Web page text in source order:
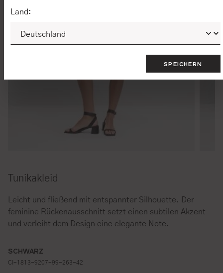
Tunikakleid
Leicht und fließend mit entspannter Silhouette. Der
feminine Rückenausschnitt setzt einen subtilen Akzent
und verleiht dem Design eine elegante Note.
SCHWARZ
CI-1813-9207-99-263-42
Land:
SPEICHERN